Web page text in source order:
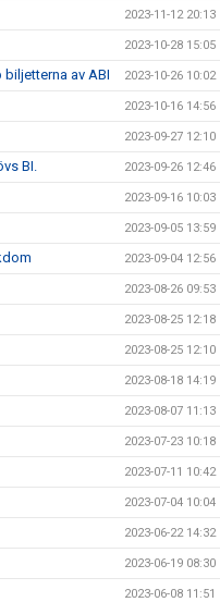
2023-11-12 20:13
2023-10-28 15:05
av ABI 2023-10-26 10:02
2023-10-16 14:56
2023-09-27 12:10
BI. 2023-09-26 12:46
2023-09-16 10:03
2023-09-05 13:59
2023-09-04 12:56
2023-08-26 09:53
2023-08-25 12:18
2023-08-25 12:10
2023-08-18 14:19
2023-08-07 11:13
2023-07-23 10:18
2023-07-11 10:42
2023-07-04 10:04
2023-06-22 14:32
2023-06-19 08:30
2023-06-08 11:51